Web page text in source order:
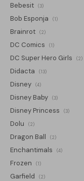
Bebesit (3)
Bob Esponja (1)
Brainrot (2)
DC Comics (1)
DC Super Hero Girls (2)
Didacta (13)
Disney (4)
Disney Baby (3)
Disney Princess (3)
Dolu (2)
Dragon Ball (2)
Enchantimals (4)
Frozen (1)
Garfield (2)